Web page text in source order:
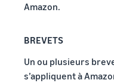
Amazon.
BREVETS
Un ou plusieurs
s’appliquent à